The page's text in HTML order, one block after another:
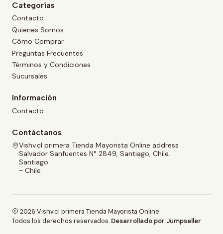
Categorías
Contacto
Quienes Somos
Cómo Comprar
Preguntas Frecuentes
Términos y Condiciones
Sucursales
Información
Contacto
Contáctanos
Vishv.cl primera Tienda Mayorista Online address
Salvador Sanfuentes N° 2849, Santiago, Chile.
Santiago
- Chile
2026 Vishv.cl primera Tienda Mayorista Online.
Todos los derechos reservados. Desarrollado por Jumpseller.